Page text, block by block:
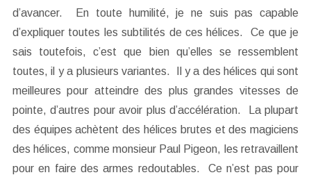
d’avancer. En toute humilité, je ne suis pas capable
d’expliquer toutes les subtilités de ces hélices. Ce que je
sais toutefois, c’est que bien qu’elles se ressemblent
toutes, il y a plusieurs variantes. Il y a des hélices qui sont
meilleures pour atteindre des plus grandes vitesses de
pointe, d’autres pour avoir plus d’accélération. La plupart
des équipes achètent des hélices brutes et des magiciens
des hélices, comme monsieur Paul Pigeon, les retravaillent
pour en faire des armes redoutables. Ce n’est pas pour